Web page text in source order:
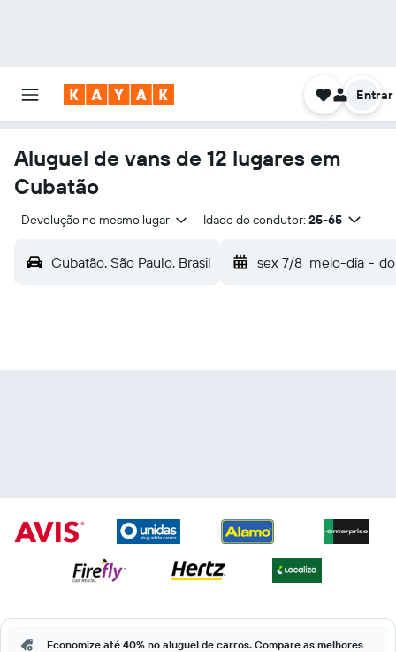
Entrar
Aluguel de vans de 12 lugares em
Cubatão
Devolução no mesmo lugar Idade do condutor: 25-65
Cubatão, São Paulo, Brasil sex 7/8 meio-dia -
Economize até 40% no aluguel de carros. Compare as melhores